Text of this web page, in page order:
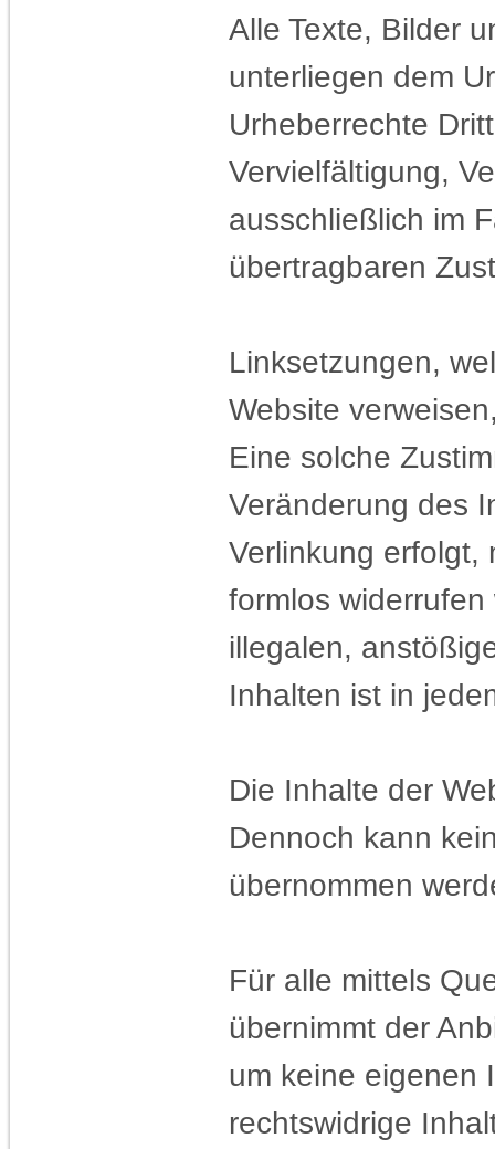
Alle Texte, Bilder
unterliegen dem
Urheberrechte
Vervielfältigung,
ausschließlich im
übertragbaren
Linksetzungen,
Website
Eine solche
Veränderung des
Verlinkung erfolgt,
formlos
illegalen,
Inhalten ist in
Die Inhalte der
Dennoch kann
übernommen
Für alle mittels
übernimmt der
um keine eigenen
rechtswidrige